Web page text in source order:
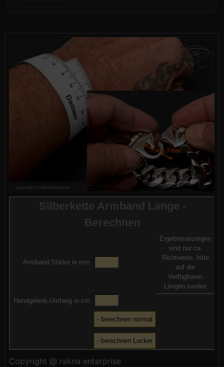
Silberkette Armband Länge -
Berechnen
Armband Stärke in mm
Ergebnisanzeigen
sind nur ca.
Richtwerte, bitte
auf die
Verfügbaren
Längen runden
Handgelenk-Umfang in cm
Copyright @ rakna enterprise